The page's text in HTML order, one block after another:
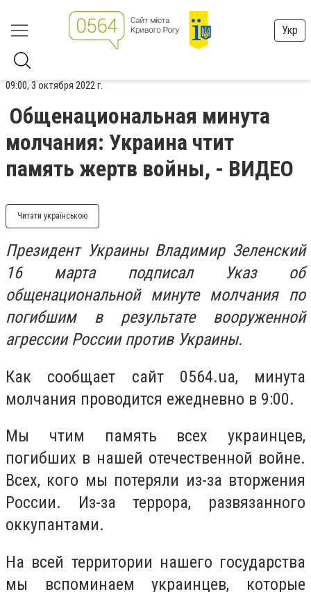
Укр
09:00, 3 октября 2022 г.
Общенациональная минута
молчания: Украина чтит
память жертв войны, - ВИДЕО
Читати українською
Президент Украины Владимир Зеленский
16 марта подписал Указ об
общенациональной минуте молчания по
погибшим в результате вооруженной
агрессии России против Украины.
Как сообщает сайт 0564.ua, минута
молчания проводится ежедневно в 9:00.
Мы чтим память всех украинцев,
погибших в нашей отечественной войне.
Всех, кого мы потеряли из-за вторжения
России. Из-за террора, развязанного
оккупантами.
На всей территории нашего государства
мы вспоминаем украинцев, которые